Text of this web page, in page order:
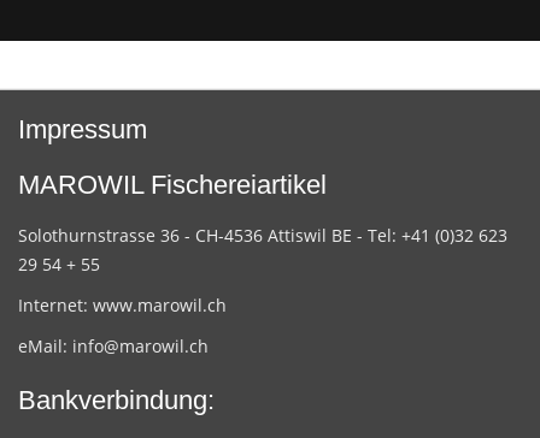
Impressum
MAROWIL Fischereiartikel
Solothurnstrasse 36 - CH-4536 Attiswil BE - Tel: +41 (0)32 623
29 54 + 55
Internet: www.marowil.ch
eMail: info@marowil.ch
Bankverbindung: